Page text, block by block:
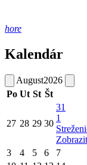
hore
Kalendár
August2026
Po Ut St Št
27 28 29 30
31
1
3 4 5 6 7